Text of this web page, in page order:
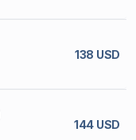
138 USD
144 USD